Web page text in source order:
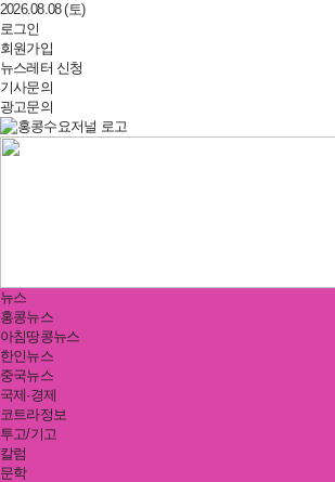
2026.08.08 (토)
로그인
회원가입
뉴스레터 신청
기사문의
광고문의
뉴스
홍콩뉴스
아침땅콩뉴스
한인뉴스
중국뉴스
국제·경제
코트라정보
투고/기고
칼럼
문학